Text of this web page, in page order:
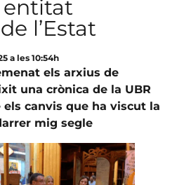
entitat
l’Estat
a les 10:54h
els arxius de
una crònica de la UBR
canvis que ha viscut la
mig segle